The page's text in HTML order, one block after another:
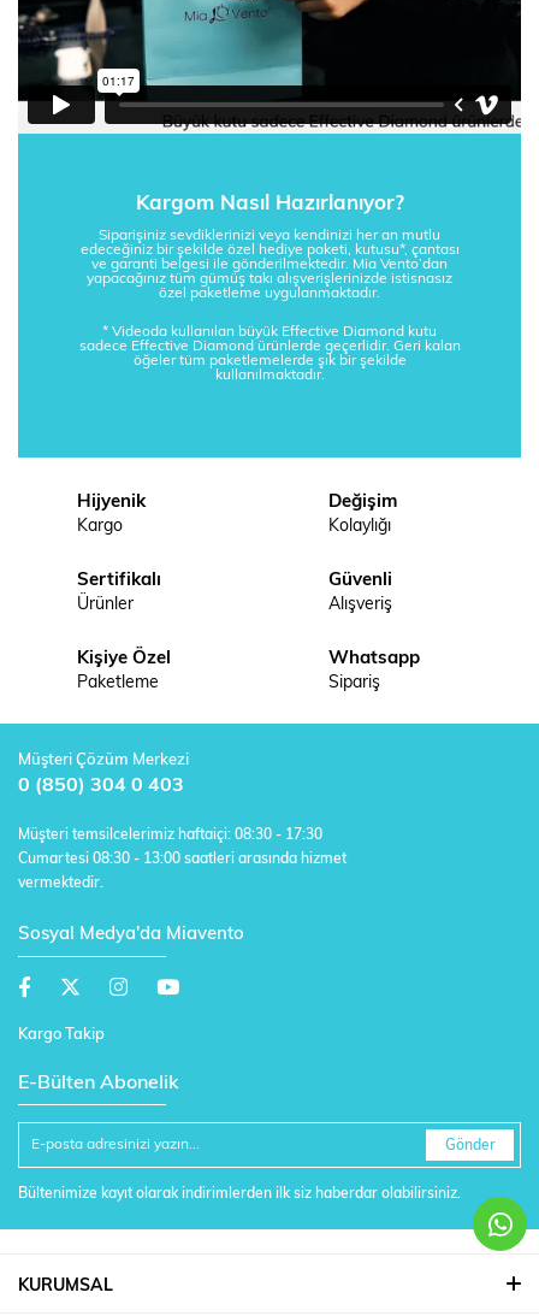
Kargom Nasıl Hazırlanıyor?
Siparişiniz sevdiklerinizi veya kendinizi her an mutlu
edeceğiniz bir şekilde özel hediye paketi, kutusu*, çantası
ve garanti belgesi ile gönderilmektedir. Mia Vento’dan
yapacağınız tüm gümüş takı alışverişlerinizde istisnasız
özel paketleme uygulanmaktadır.
* Videoda kullanılan büyük Effective Diamond kutu
sadece Effective Diamond ürünlerde geçerlidir. Geri kalan
öğeler tüm paketlemelerde şık bir şekilde
kullanılmaktadır.
Hijyenik
Kargo
Değişim
Kolaylığı
Sertifikalı
Ürünler
Güvenli
Alışveriş
Kişiye Özel
Paketleme
Whatsapp
Sipariş
Müşteri Çözüm Merkezi
0 (850) 304 0 403
Müşteri temsilcelerimiz haftaiçi: 08:30 - 17:30
Cumartesi 08:30 - 13:00 saatleri arasında hizmet
vermektedir.
Sosyal Medya'da Miavento
Kargo Takip
E-Bülten Abonelik
Gönder
Bültenimize kayıt olarak indirimlerden ilk siz haberdar olabilirsiniz.
KURUMSAL